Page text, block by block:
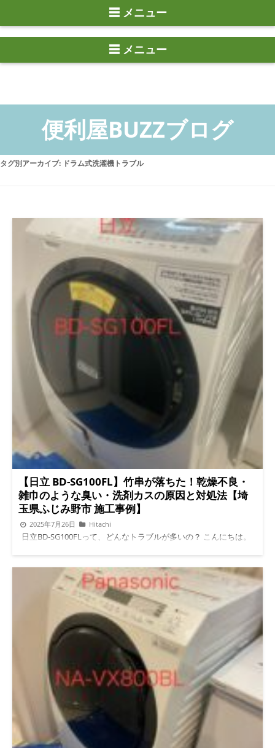
☰ メニュー
タグ別アーカイブ: ドラム式洗濯機トラブル
【日立 BD-SG100FL】竹串が落ちた！乾燥不良・
雑巾のような臭い・洗剤カスの原因と対処法【埼
玉県ふじみ野市 施工事例】
2025年7月26日 Hitachi
日立BD-SG100FLって、どんなトラブルが多いの？ こんにちは。
デル「BD-SG100FL」で実際にあったご相談内容をもとに、トラ
ブルの原因と対策をわかりやすく解説していきます。 今回のご
相談内容はこちら： うっかり竹串を洗濯槽に落としてしまった
乾燥が弱くなってきた 洗濯物が雑巾のようなニオイに 「シャボ
ン玉スノール（無添加洗剤）」を使って半年経過、洗剤カスが目
立つ これらは一見バラバラのようで、実はつながっているケー
スも多いんです。初心者の方でもわかるよう丁寧にご説明してい
きます。 乾燥不良の主な原因は「埃詰まり」や「風の流れの妨
げ」 乾燥の効きが悪くなってきたと感じたら、内部の通風経路
に埃やゴミが詰まっている可能性が高いです。 特に竹串のよう
な細いものを誤って落とすと、ファンや風路を物理的に塞いでし
まい、乾燥機能が急激に低下します。 今回も、カバー内部で竹
串が引っかかっていました。 脱水カバー清掃前 竹串発見 脱水
カバー清掃後 雑巾のようなニオイは「カビ」と「排水周りの汚
れ」が原因 洗濯後の生乾き臭や雑巾臭の主な原因は、洗濯槽内